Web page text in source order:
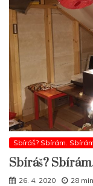
Sbíráš? Sbírám.
Sbíráš?
26. 4. 2020 28